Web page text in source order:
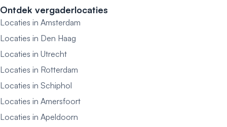
Ontdek vergaderlocaties
Locaties in Amsterdam
Locaties in Den Haag
Locaties in Utrecht
Locaties in Rotterdam
Locaties in Schiphol
Locaties in Amersfoort
Locaties in Apeldoorn